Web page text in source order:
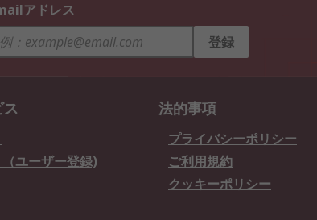
アドレス
登録
ユーザー登録)
法的事項
プライバシーポリシー
ご利用規約
クッキーポリシー